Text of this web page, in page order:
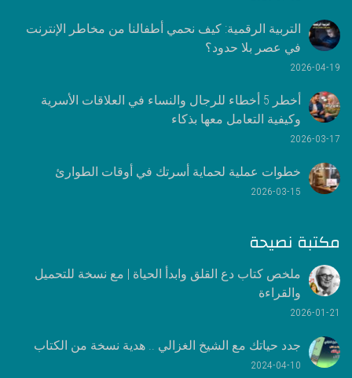
التربية الرقمية: كيف نحمي أطفالنا من مخاطر الإنترنت
في عصر بلا حدود؟
2026-04-19
أخطر 5 أخطاء للرجال والنساء في العلاقات الأسرية
وكيفية التعامل معها بذكاء
2026-03-17
خطوات عملية لحماية أسرتك في أوقات الطوارئ
2026-03-15
مكتبة نصيحة
ملخص كتاب دع القلق وابدأ الحياة | مع نسخة للتحميل
والقراءة
2026-01-21
جدد حياتك مع الشيخ الغزالي .. هدية نسخة من الكتاب
2024-04-10